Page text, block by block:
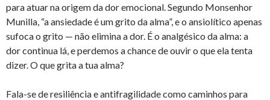
para atuar na origem da dor emocional. Segundo Monsenhor
Munilla, “a ansiedade é um grito da alma”, e o ansiolítico apenas
sufoca o grito — não elimina a dor. É o analgésico da alma: a
dor continua lá, e perdemos a chance de ouvir o que ela tenta
dizer. O que grita a tua alma?
Fala-se de resiliência e antifragilidade como caminhos para